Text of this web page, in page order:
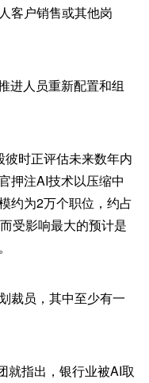
客户销售或其他岗
进人员重新配置和组
时正评估未来数年内
押注AI技术以压缩中
约为2万个职位，约占
受影响最大的预计是
裁员，其中至少有一
就指出，银行业被AI取